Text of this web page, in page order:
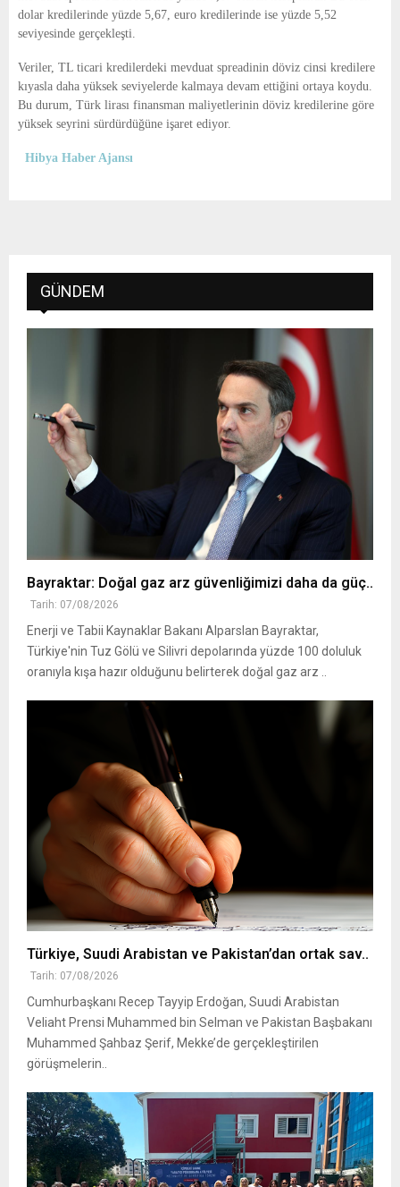
dolar kredilerinde yüzde 5,67, euro kredilerinde ise yüzde 5,52
seviyesinde gerçekleşti.
Veriler, TL ticari kredilerdeki mevduat spreadinin döviz cinsi kredilere
kıyasla daha yüksek seviyelerde kalmaya devam ettiğini ortaya koydu.
Bu durum, Türk lirası finansman maliyetlerinin döviz kredilerine göre
yüksek seyrini sürdürdüğüne işaret ediyor.
Hibya Haber Ajansı
GÜNDEM
Bayraktar: Doğal gaz arz güvenliğimizi daha da güç..
Tarih: 07/08/2026
Enerji ve Tabii Kaynaklar Bakanı Alparslan Bayraktar,
Türkiye'nin Tuz Gölü ve Silivri depolarında yüzde 100 doluluk
oranıyla kışa hazır olduğunu belirterek doğal gaz arz ..
Türkiye, Suudi Arabistan ve Pakistan’dan ortak sav..
Tarih: 07/08/2026
Cumhurbaşkanı Recep Tayyip Erdoğan, Suudi Arabistan
Veliaht Prensi Muhammed bin Selman ve Pakistan Başbakanı
Muhammed Şahbaz Şerif, Mekke’de gerçekleştirilen
görüşmelerin..